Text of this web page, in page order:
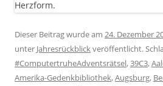
Dieser Beitrag wurde am 24. Dezember
unter Jahresrückblickveröffentlicht.
#ComputertruheAdventsrätsel,39C3,
Amerika-Gedenkbibliothek,Augsburg,